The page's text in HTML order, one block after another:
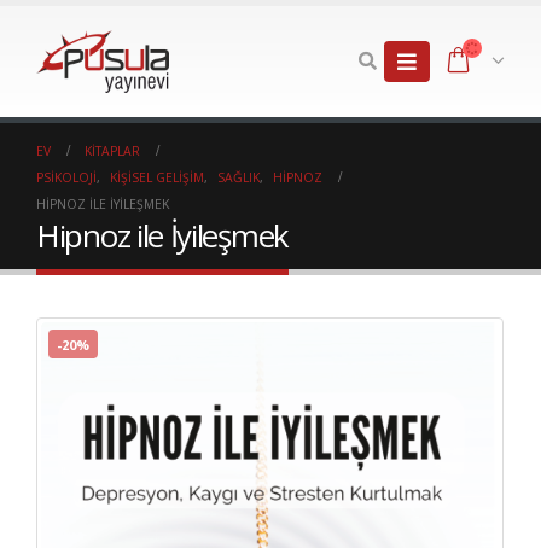
EV
KITAPLAR
PSIKOLOJI, KIŞISEL GELIŞIM, SAĞLIK,
HIPNOZ
HIPNOZ ILE İYILEŞMEK
Hipnoz ile İyileşmek
-20%